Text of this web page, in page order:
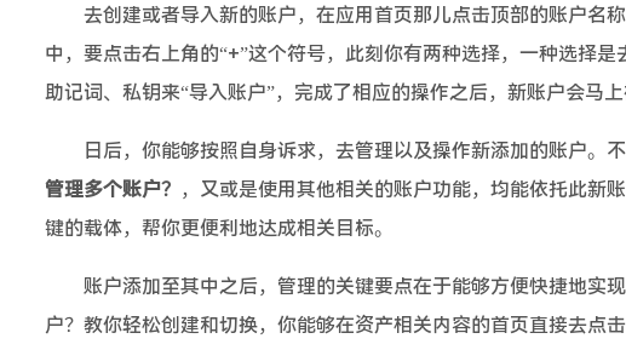
去创建或者导入新的账户，在应用首页那儿点击顶部的账户名
中，要点击右上角的“+”这个符号，此刻你有两种选择，一种选择
助记词、私钥来“导入账户”，完成了相应的操作之后，新账户会马上
日后，你能够按照自身诉求，去管理以及操作新添加的账户。
管理多个账户？ ，又或是使用其他相关的账户功能，均能依托此新
键的载体，帮你更便利地达成相关目标。
账户添加至其中之后，管理的关键要点在于能够方便快捷地实
户？教你轻松创建和切换，你能够在资产相关内容的首页直接去点